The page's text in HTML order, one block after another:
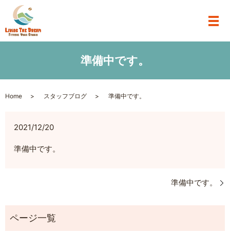
準備中です。
Home スタッフブログ 準備中です。
2021/12/20
準備中です。
準備中です。